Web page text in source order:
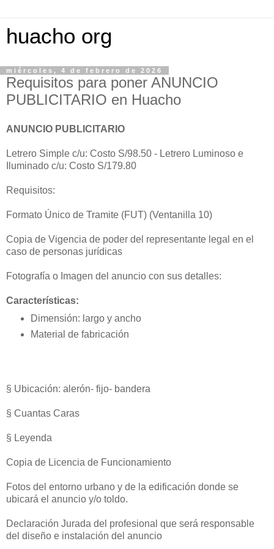
huacho org
miércoles, 4 de febrero de 2026
Requisitos para poner ANUNCIO
PUBLICITARIO en Huacho
ANUNCIO PUBLICITARIO
Letrero Simple c/u: Costo S/98.50 - Letrero Luminoso e
Iluminado c/u: Costo S/179.80
Requisitos:
Formato Único de Tramite (FUT) (Ventanilla 10)
Copia de Vigencia de poder del representante legal en el
caso de personas jurídicas
Fotografía o Imagen del anuncio con sus detalles:
Características:
Dimensión: largo y ancho
Material de fabricación
§ Ubicación: alerón- fijo- bandera
§ Cuantas Caras
§ Leyenda
Copia de Licencia de Funcionamiento
Fotos del entorno urbano y de la edificación donde se
ubicará el anuncio y/o toldo.
Declaración Jurada del profesional que será responsable
del diseño e instalación del anuncio